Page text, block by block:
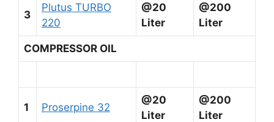
3
Plutus TURBO
220
@20
Liter
@200
Liter
COMPRESSOR OIL
1 Proserpine 32
@20
Liter
@200
Liter